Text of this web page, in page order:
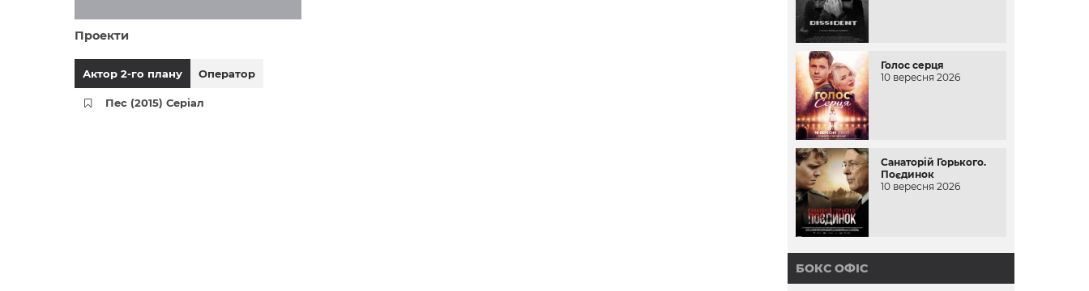
Проекти
Актор 2-го плану Оператор
Пес (2015) Серіал
Голос серця
10 вересня 2026
Санаторій Горького.
Поєдинок
10 вересня 2026
БОКС ОФІС